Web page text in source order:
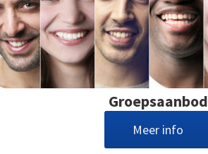
Groepsaanbod
Meer info